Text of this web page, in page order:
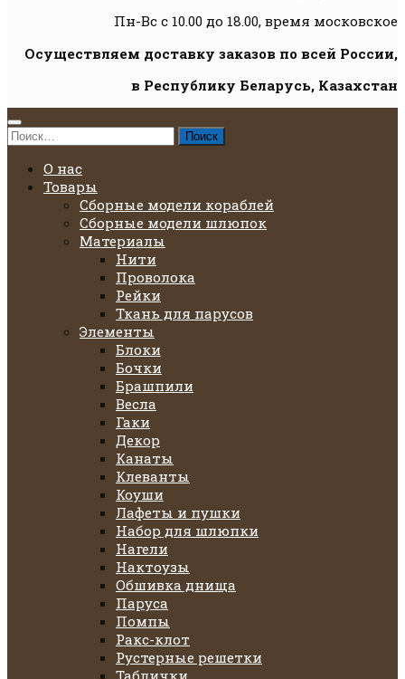
Пн-Вс с 10.00 до 18.00, время московское
Осуществляем доставку заказов по всей России,
в Республику Беларусь, Казахстан
Найти:
О нас
Товары
Сборные модели кораблей
Сборные модели шлюпок
Материалы
Нити
Проволока
Рейки
Ткань для парусов
Элементы
Блоки
Бочки
Брашпили
Весла
Гаки
Декор
Канаты
Клеванты
Коуши
Лафеты и пушки
Набор для шлюпки
Нагели
Нактоузы
Обшивка днища
Паруса
Помпы
Ракс-клот
Рустерные решетки